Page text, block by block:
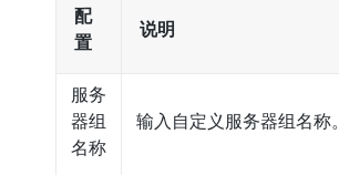
配
置
说明
服务
器组
名称
输入自定义服务器组名称。